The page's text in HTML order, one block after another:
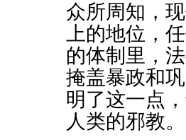
众所周知，
上的地位，
的体制里，
掩盖暴政和
明了这一点
人类的邪教。